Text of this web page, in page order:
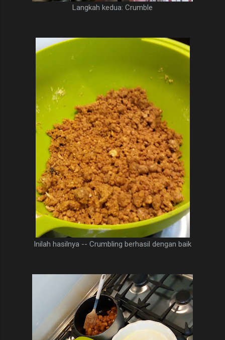
Langkah kedua: Crumble
Inilah hasilnya -- Crumbling berhasil dengan baik